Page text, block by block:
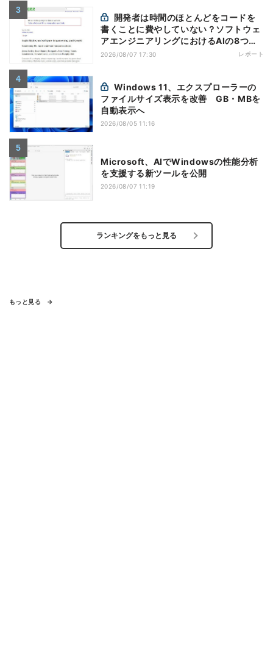
書くことに費やしていない？ソフトウェ
アエンジニアリングにおけるAIの8つの
神話への賛否
2026/08/07 17:30 レポート
ファイルサイズ表示を改善 GB・MBを
自動表示へ
2026/08/05 11:16
Microsoft、AIでWindowsの性能分析
を支援する新ツールを公開
2026/08/07 11:19
ランキングをもっと見る
もっと見る